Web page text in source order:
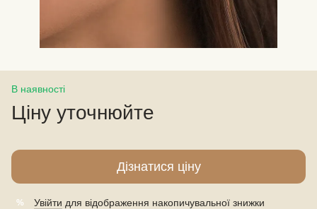
В наявності
Ціну уточнюйте
Дізнатися ціну
% Увійти для відображення накопичувальної знижки